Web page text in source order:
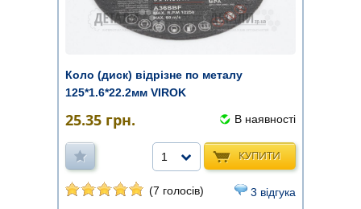
Коло (диск) відрізне по металу
125*1.6*22.2мм VIROK
25.35 грн. В наявності
КУПИТИ
1
(7 голосів) 3 відгука